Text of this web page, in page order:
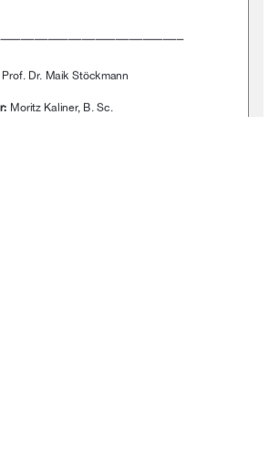
Prof. Dr. Maik Stöckmann
Moritz Kaliner, B. Sc.